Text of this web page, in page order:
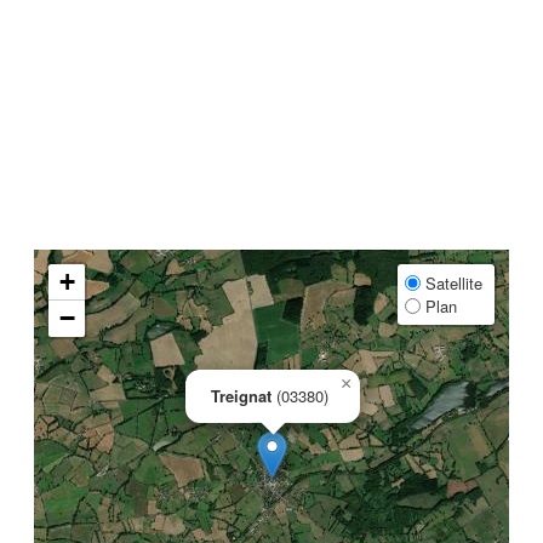
Treignat (03380)
×
+
−
Satellite
Plan